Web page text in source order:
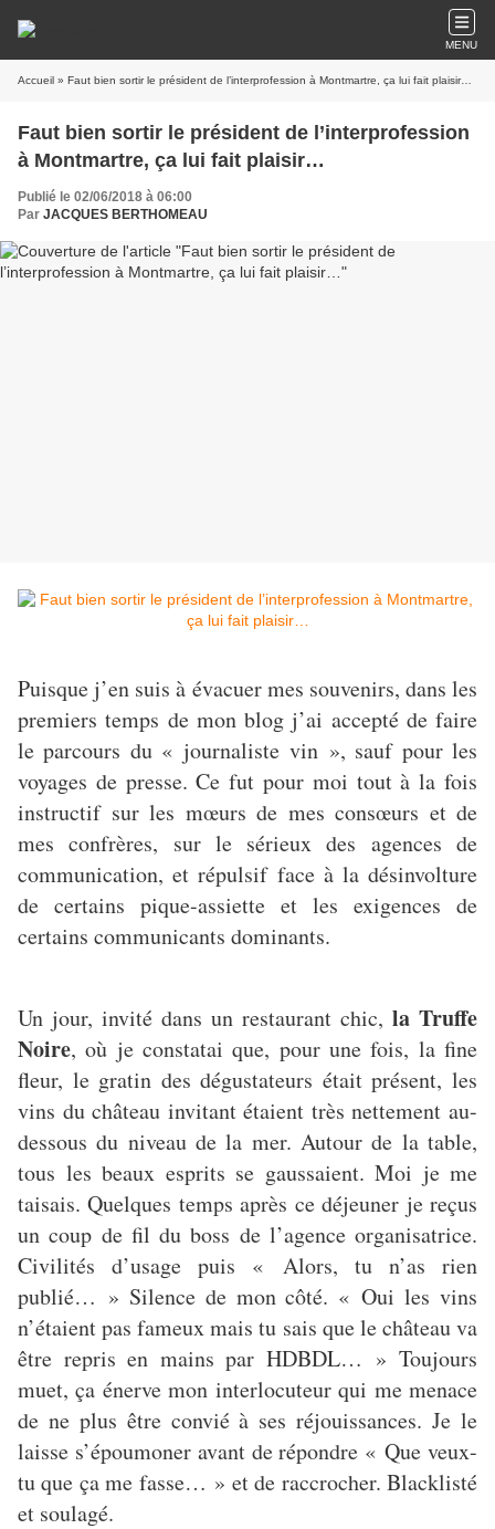
MENU
Accueil » Faut bien sortir le président de l’interprofession à Montmartre, ça lui fait plaisir…
Faut bien sortir le président de l’interprofession
à Montmartre, ça lui fait plaisir…
Publié le 02/06/2018 à 06:00
Par JACQUES BERTHOMEAU
Puisque j’en suis à évacuer mes souvenirs, dans les
premiers temps de mon blog j’ai accepté de faire
le parcours du « journaliste vin », sauf pour les
voyages de presse. Ce fut pour moi tout à la fois
instructif sur les mœurs de mes consœurs et de
mes confrères, sur le sérieux des agences de
communication, et répulsif face à la désinvolture
de certains pique-assiette et les exigences de
certains communicants dominants.
Un jour, invité dans un restaurant chic, la Truffe
Noire, où je constatai que, pour une fois, la fine
fleur, le gratin des dégustateurs était présent, les
vins du château invitant étaient très nettement au-
dessous du niveau de la mer. Autour de la table,
tous les beaux esprits se gaussaient. Moi je me
taisais. Quelques temps après ce déjeuner je reçus
un coup de fil du boss de l’agence organisatrice.
Civilités d’usage puis « Alors, tu n’as rien
publié… » Silence de mon côté. « Oui les vins
n’étaient pas fameux mais tu sais que le château va
être repris en mains par HDBDL… » Toujours
muet, ça énerve mon interlocuteur qui me menace
de ne plus être convié à ses réjouissances. Je le
laisse s’époumoner avant de répondre « Que veux-
tu que ça me fasse… » et de raccrocher. Blacklisté
et soulagé.